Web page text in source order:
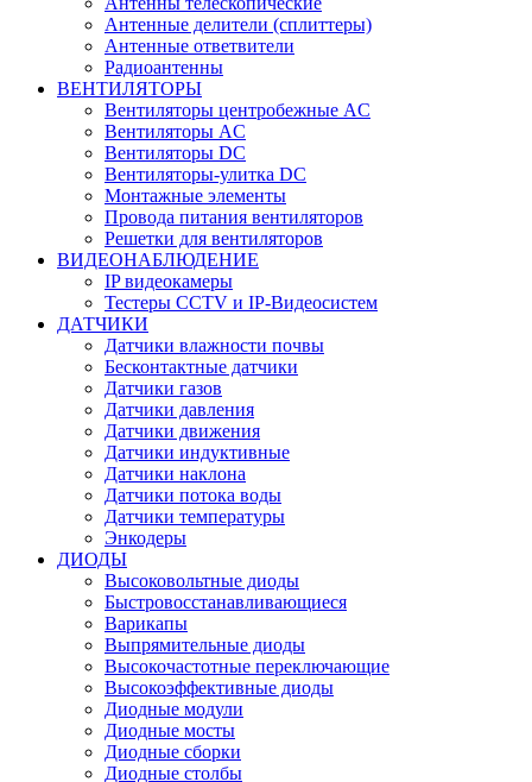
Антенные делители (сплиттеры)
Антенные ответвители
Радиоантенны
ВЕНТИЛЯТОРЫ
Вентиляторы центробежные AC
Вентиляторы AC
Вентиляторы DC
Вентиляторы-улитка DC
Монтажные элементы
Провода питания вентиляторов
Решетки для вентиляторов
ВИДЕОНАБЛЮДЕНИЕ
IP видеокамеры
Тестеры CCTV и IP-Видеосистем
ДАТЧИКИ
Датчики влажности почвы
Бесконтактные датчики
Датчики газов
Датчики давления
Датчики движения
Датчики индуктивные
Датчики наклона
Датчики потока воды
Датчики температуры
Энкодеры
ДИОДЫ
Высоковольтные диоды
Быстровосстанавливающиеся
Варикапы
Выпрямительные диоды
Высокочастотные переключающие
Высокоэффективные диоды
Диодные модули
Диодные мосты
Диодные сборки
Диодные столбы